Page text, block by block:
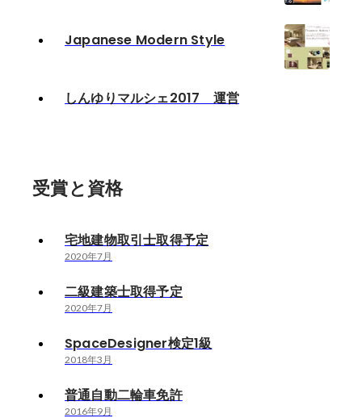
Japanese Modern Style
しんゆりマルシェ2017 運営
受賞と資格
宅地建物取引士取得予定
2020年7月
二級建築士取得予定
2020年7月
SpaceDesigner検定1級
2018年3月
普通自動二輪車免許
2016年9月